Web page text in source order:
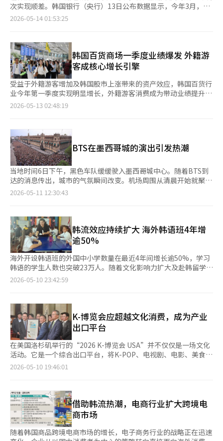
次实现顺差。韩国银行（央行）13日公布数据显示，今年3月，韩
国国际收支中的旅游收支实现1.4亿美元顺差，这是自2014年11月
长仅4.4%。韩国文化观光研究院表示，欧美等地区游客快速增
长，是推动旅游收支改善的重要原因。 从主要客源市场来看，欧
洲赴韩游客同比增长39.5%，较2019年同期恢复176.8%；美国、
越南及中国台湾地区游客规模也已明显超过疫情前水平。 与此同
时，外籍游客消费能力持续提升。3月赴韩外籍游客人均消费为
1294.6美元，高于韩国居民海外人均消费水平。 韩国文化体育观
光部分析称，以防弹少年团（BTS）为代表的大型韩流演出，正在
成为拉动外籍游客长期停留和高消费的重要动力。数据显示，3月
（约合人民币1.68万元）；4月高阳演唱会期间，人均消费也达到
291万韩元。 除观看演出外，游客还前往明洞、东大门设计广场等
热门景点消费，带动周边商圈客流大幅增长。韩国旅游发展局数据
显示，高阳演出期间，当地外国游客数量同比增长35倍，刷卡消费
额增长38倍。 业内预计，这一增长趋势有望延续至第二季度。4月
BTS高阳演唱会、5月中国“五一”假期和日本“黄金周”均持续
推高赴韩旅游热度。韩国政府还计划结合6月BTS釜山演唱会，于6
月初启动“欢迎周”活动，进一步吸引海外游客赴韩消费。
2026-05-14 01:53:25
韩国百货商场一季度业绩爆发 外籍游
客成核心增长引擎
受益于外籍游客增加及韩国股市上涨带来的资产效应，韩国百货行
业今年第一季度实现明显增长，外籍游客消费成为带动业绩提升的
重要动力。现代百货、乐天百货、新世界等韩国主要百货企业均创
同比增长11.7%；营业利润为1978亿韩元，同比增长49.5%，创下
历年同期新高。其中，百货业务销售额同比增长13%至2.0257万
亿韩元，营业利润同比增长30.7%至1410亿韩元。受韩流热潮影
响，新世界总店外籍游客销售额同比大增140%。 乐天百货日前公
布财报显示，今年第一季度实现销售额3.5816万亿韩元，同比增长
3.6%；营业利润达2529亿韩元，同比增长70.6%。其中，百货业
务表现尤为突出，营业利润同比增长47.1%至1912亿韩元，销售
额同比增长8.2%至8723亿韩元，双双创下历年一季度新高。 大型
同比增长19%，通过快闪活动和门店升级吸引大量消费者。尤其是
外籍游客消费快速增加，一季度外籍顾客销售额同比增长92%，其
中总店外籍销售额较去年同期翻倍，外籍销售占比提升至23%。
现代百货同样受益于外籍游客消费增长。今年第一季度，公司销售
额同比增长7.4%至6325亿韩元，营业利润同比增长39.7%至1358
亿韩元。其中，汝矣岛现代百货外籍销售额同比增长121%。 业内
普遍认为，随着韩流文化热度持续、韩元走弱以及外籍游客数量增
加，韩国百货行业增长势头有望延续。大韩商工会议所发布的
景气指数高于基准线100的零售业态，行业景气指数由第一季度的
112升至第二季度的115。业内分析认为，外籍游客消费持续扩
大，加之高端时尚、美妆等高附加值品类销售保持强劲增长，预计
将继续推动韩国百货行业业绩提升。
2026-05-13 02:48:19
BTS在墨西哥城的演出引发热潮
当地时间6日下午，黑色车队缓缓驶入墨西哥城中心。随着BTS到
达的消息传出，城市的气氛瞬间改变。机场周围从清晨开始就聚集
了大量粉丝，许多人手持紫色应援棒，守候了数小时。每当车辆移
西哥城中心的索卡洛广场是权力的象征。总统府俯瞰着广场，这里
有着革命、独立、抗议和人群的记忆，是墨西哥国家的心脏。这个
心脏在本周上演了一幕略显陌生的场景。 身穿紫色衣服的年轻人
开始涌向总统府前。有人在脸上画上了韩国国旗，有人用生涩的韩
语喊出“我爱你”。西班牙语、英语和韩语交织在一起，城市仿佛
在国家节日的前夜沸腾。最终，超过5万名观众齐声挥手欢呼，迎
接在总统府阳台上出现的BTS和墨西哥总统克劳迪亚·谢因鲍姆。
这是一幅国家元首访问时才会见到的景象。 墨西哥城在3月成为全
媒体平台上播放BTS的音乐。GNP塞古罗斯体育场的三场演出早已
售罄，当地商会预计演出将带来约18亿6000万比索（约合14亿元
人民币）的经济效益。然而，数字只能说明热度的大小，却无法展
现其温度。 真正的场景在夜晚开始。7日晚，体育场的灯光熄灭
后，短暂的静默中，韩国传统音乐的旋律响起。数万名观众屏息凝
视舞台，瞬间，第一声节拍划破黑暗。是新歌《Hooligan》。
65,000名观众如同爆炸般同时跳起，银色的应援棒在夜空中闪烁，
体育场被巨大的合唱声震撼。两个小女孩相拥而泣，壮汉粉丝们肩
被人群的欢呼声淹没。 演出的高潮出现在专辑《阿里郎》中的
《Body to Body》一曲中间。舞台的热度稍微平息，最初是几个
人的声音开始唱起：“阿里郎，阿里郎，阿拉里哟……”这首歌很
快如潮水般蔓延开来。“抛下我而去的你……”在墨西哥的夜空
下，数万名年轻人用准确的韩语齐声高唱《阿里郎》。这一幕既陌
生又奇妙，令人感到一丝悲伤。这不仅仅是跟唱外国歌曲的氛围，
2026-05-11 12:30:43
韩流效应持续扩大 海外韩语班4年增
逾50%
海外开设韩语班的外国中小学数量在最近4年间增长逾50%，学习
韩语的学生人数也突破23万人。随着文化影响力扩大及赴韩留学需
求增加，全球韩语教育热度持续升温。 韩国国会教育委员会所属
程及课外课程）的学校共2777所，同比增加9.9%。相关学校数量
从2021年的1806所增至2022年的1928所、2023年的2154所、
2024年的2526所，并于去年进一步增至2777所，4年间累计增长
54%。 学习韩语的学生人数也持续增加。2021年为17.0563万
人，去年增至23.6089万人，4年间增长38%；仅2024年至2025年
一年间就增加6.1%。设有韩语班的国家数量也从2021年的42个增
至去年的47个。 仅从最近一年新增学校数量来看，乌兹别克斯坦
增加68所，为增幅最大的国家，其后依次为斯里兰卡（43所）、
所）。不过，部分国家的韩语教育基础仍较薄弱，捷克、意大利、
挪威、格鲁吉亚、埃塞俄比亚、摩尔多瓦、土库曼斯坦等国家目前
仅有1所学校开设韩语班。 教育部分析认为，韩流热潮与赴韩留学
需求增加，推动了海外韩语学习需求持续扩大。同时，韩国政府对
韩语班运营费用、教材普及及当地韩语教师培养的支持，以及韩国
教育院在当地开展的宣传与合作，也对相关增长产生影响。教育部
2026-05-10 23:42:59
K-博览会应超越文化消费，成为产业
出口平台
在美国洛杉矶举行的“2026 K-博览会 USA”并不仅仅是一场文化
活动。它是一个综合出口平台，将K-POP、电视剧、电影、美食、
美容、旅游和韩语等代表韩国的内容和商品汇聚在一起，面向海外
于其地点和时机。洛杉矶是美国华人社区的中心，也是全球内容产
业的核心地带。同时，它也是美国消费文化与亚洲内容快速交汇的
城市之一。韩国内容振兴院在洛杉矶市政厅举行的特别开幕仪式也
具有重要的象征意义。最值得关注的是K-博览会的结构。过去的韩
流活动主要以表演和活动为中心，而现在则逐渐演变为通过内容连
2026-05-10 19:46:01
借助韩流热潮，电商行业扩大跨境电
商市场
随着韩国商品跨境电商市场的增长，电子商务行业的战略正在迅速